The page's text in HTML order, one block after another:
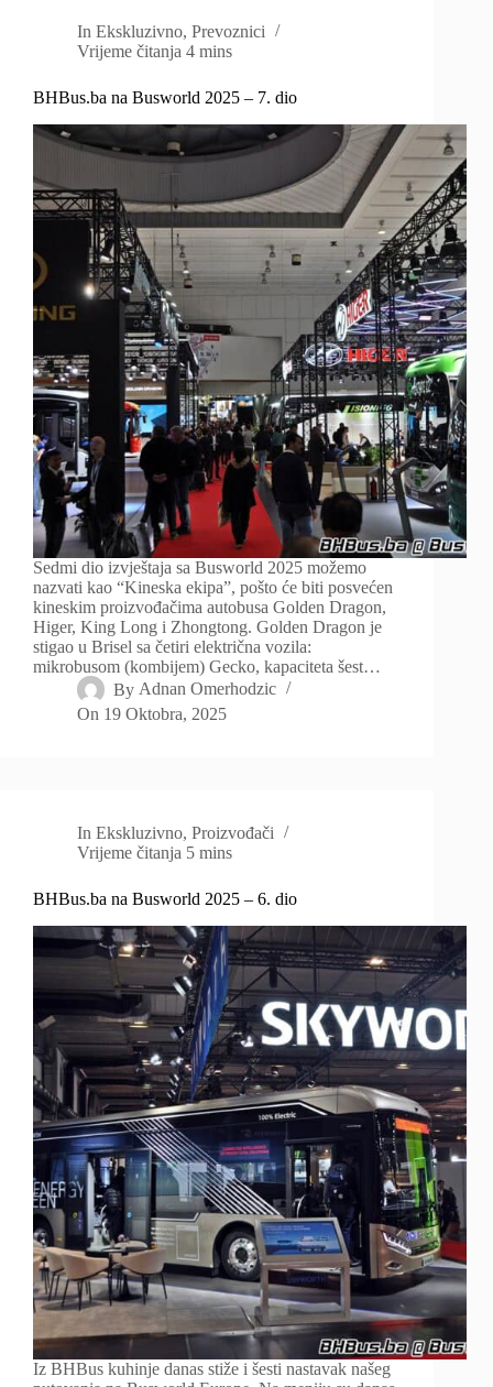
In Ekskluzivno,Prevoznici
Vrijeme čitanja 4 mins
BHBus.ba na Busworld 2025 – 7. dio
Sedmi dio izvještaja sa Busworld 2025 možemo
nazvati kao “Kineska ekipa”, pošto će biti posvećen
kineskim proizvođačima autobusa Golden Dragon,
Higer, King Long i Zhongtong. Golden Dragon je
stigao u Brisel sa četiri električna vozila:
mikrobusom (kombijem) Gecko, kapaciteta šest…
By Adnan Omerhodzic
On 19 Oktobra, 2025
In Ekskluzivno,Proizvođači
Vrijeme čitanja 5 mins
BHBus.ba na Busworld 2025 – 6. dio
Iz BHBus kuhinje danas stiže i šesti nastavak našeg